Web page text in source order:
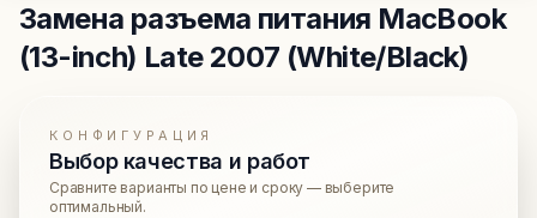
Замена разъема питания MacBook
(13-inch) Late 2007 (White/Black)
КОНФИГУРАЦИЯ
Выбор качества и работ
Сравните варианты по цене и сроку — выберите
оптимальный.